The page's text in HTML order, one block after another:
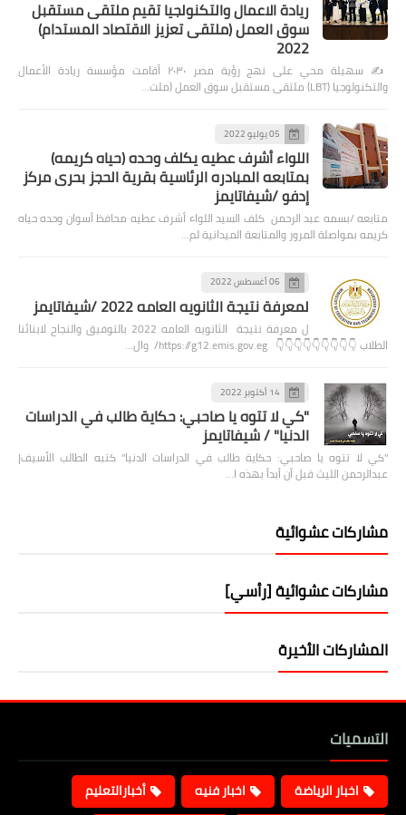
ريادة الاعمال والتكنولجيا تقيم ملتقى مستقبل
سوق العمل (ملتقى تعزيز الاقتصاد المستدام)
2022
✍️ سهيلة محي على نهج رؤية مصر ٢٠٣٠ أقامت مؤسسة ريادة الأعمال
والتكنولوجيا (LBT) ملتقى مستقبل سوق العمل (ملت…
05 يوليو 2022
اللواء أشرف عطيه يكلف وحده (حياه كريمه)
بمتابعه المبادره الرئاسية بقرية الحجز بحرى مركز
إدفو /شيفاتايمز
متابعه /بسمه عبد الرحمن كلف السيد اللواء أشرف عطيه محافظ أسوان وحده حياه
كريمه بمواصلة المرور والمتابعة الميدانية لم…
06 أغسطس 2022
لمعرفة نتيجة الثانويه العامه 2022 /شيفاتايمز
ل معرفة نتيجة الثانويه العامه 2022 بالتوفيق والنجاح لابنائنا
الطلاب 👇👇👇👇👇👇👇👇👇 https://g12.emis.gov.eg/ وال…
14 أكتوبر 2022
"كي لا تتوه يا صاحبي: حكاية طالب في الدراسات
الدنيا" / شيفاتايمز
"كي لا تتوه يا صاحبي: حكاية طالب في الدراسات الدنيا" كتبه الطالب الأسيف|
عبدالرحمن الليث قبل أن أبدأ بهذه ا…
مشاركات عشوائية
مشاركات عشوائية [رأسي]
المشاركات الأخيرة
التسميات
اخبار الرياضة اخبار فنيه
أخبارالتعليم